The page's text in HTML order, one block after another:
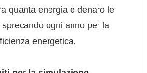
quanta energia e denaro le
ogni anno per la
energetica.